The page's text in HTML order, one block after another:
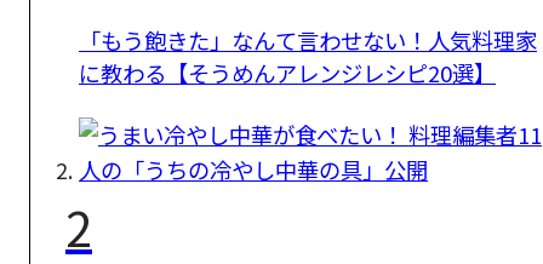
「もう飽きた」なんて言わせない！人気料理家
に教わる【そうめんアレンジレシピ20選】
2